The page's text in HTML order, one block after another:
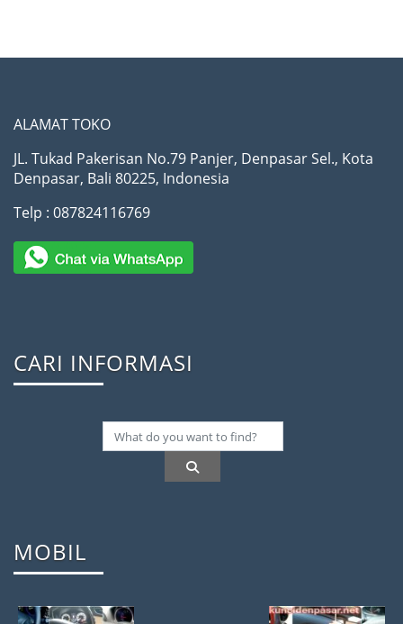
ALAMAT TOKO
JL. Tukad Pakerisan No.79 Panjer, Denpasar Sel., Kota
Denpasar, Bali 80225, Indonesia
Telp : 087824116769
CARI INFORMASI
MOBIL